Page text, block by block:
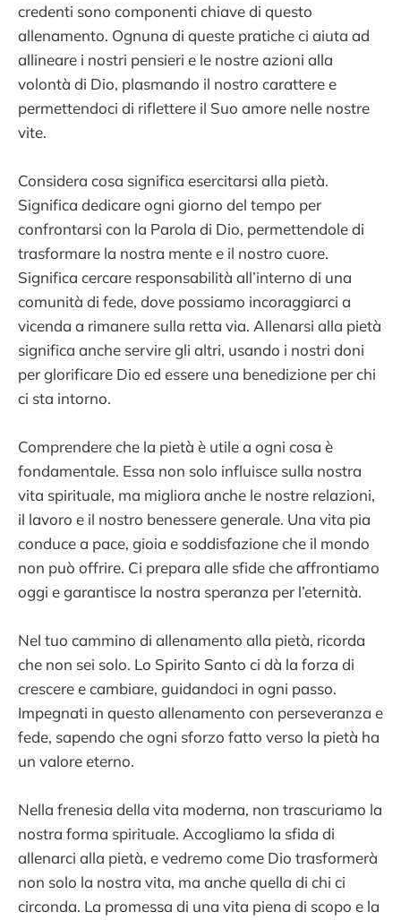
credenti sono componenti chiave di questo
allenamento. Ognuna di queste pratiche ci aiuta ad
allineare i nostri pensieri e le nostre azioni alla
volontà di Dio, plasmando il nostro carattere e
permettendoci di riflettere il Suo amore nelle nostre
vite.
Considera cosa significa esercitarsi alla pietà.
Significa dedicare ogni giorno del tempo per
confrontarsi con la Parola di Dio, permettendole di
trasformare la nostra mente e il nostro cuore.
Significa cercare responsabilità all’interno di una
comunità di fede, dove possiamo incoraggiarci a
vicenda a rimanere sulla retta via. Allenarsi alla pietà
significa anche servire gli altri, usando i nostri doni
per glorificare Dio ed essere una benedizione per chi
ci sta intorno.
Comprendere che la pietà è utile a ogni cosa è
fondamentale. Essa non solo influisce sulla nostra
vita spirituale, ma migliora anche le nostre relazioni,
il lavoro e il nostro benessere generale. Una vita pia
conduce a pace, gioia e soddisfazione che il mondo
non può offrire. Ci prepara alle sfide che affrontiamo
oggi e garantisce la nostra speranza per l’eternità.
Nel tuo cammino di allenamento alla pietà, ricorda
che non sei solo. Lo Spirito Santo ci dà la forza di
crescere e cambiare, guidandoci in ogni passo.
Impegnati in questo allenamento con perseveranza e
fede, sapendo che ogni sforzo fatto verso la pietà ha
un valore eterno.
Nella frenesia della vita moderna, non trascuriamo la
nostra forma spirituale. Accogliamo la sfida di
allenarci alla pietà, e vedremo come Dio trasformerà
non solo la nostra vita, ma anche quella di chi ci
circonda. La promessa di una vita piena di scopo e la